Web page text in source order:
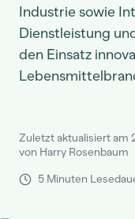
Industrie sowie
Dienstleistung
den Einsatz
Zuletzt aktualisiert am
von Harry Rosenbaum
5 Minuten